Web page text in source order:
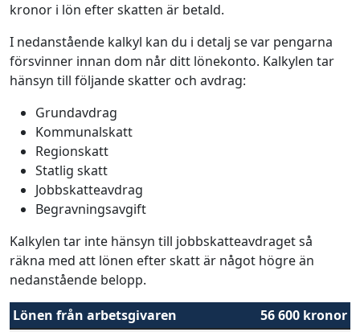
kronor i lön efter skatten är betald.
I nedanstående kalkyl kan du i detalj se var pengarna
försvinner innan dom når ditt lönekonto. Kalkylen tar
hänsyn till följande skatter och avdrag:
Grundavdrag
Kommunalskatt
Regionskatt
Statlig skatt
Jobbskatteavdrag
Begravningsavgift
Kalkylen tar inte hänsyn till jobbskatteavdraget så
räkna med att lönen efter skatt är något högre än
nedanstående belopp.
Lönen från arbetsgivaren
56 600 kronor